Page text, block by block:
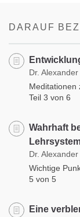
DARAUF
Dr.
Meditationen
Teil 3 von 6
Wahrhaft
Dr.
Wichtige
5 von 5
Eine